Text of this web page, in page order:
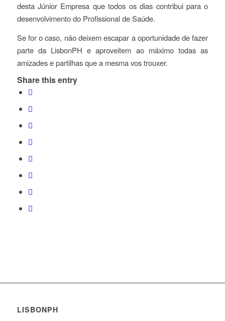
desta Júnior Empresa que todos os dias contribui para o
desenvolvimento do Profissional de Saúde.
Se for o caso, não deixem escapar a oportunidade de fazer
parte da LisbonPH e aproveitem ao máximo todas as
amizades e partilhas que a mesma vos trouxer.
Share this entry
LISBONPH